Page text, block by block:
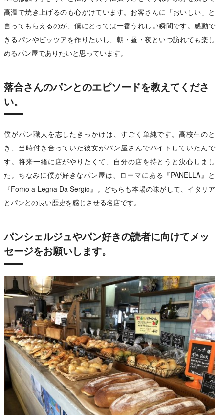
高温で焼き上げるのも心がけています。お客さんに「おいしい」と
言ってもらえるのが、僕にとっては一番うれしい瞬間です。感動で
きるパンやピッツアを作りたいし、朝・昼・夜といつ訪れても楽し
めるパン屋でありたいと思っています。
落合さんのパンとのエピソードを教えてくださ
い。
僕がパン職人を志したきっかけは、すごく単純です。高校生のと
き、当時付き合っていた彼女がパン屋さんでバイトしていたんで
す。将来一緒に店がやりたくて、自分の店を持とうと決心しまし
た。ちなみに僕が好きなパン屋は、ローマにある『PANELLA』と
『Forno a Legna Da Sergio』。どちらも本場の味がして、イタリア
とパンとの長い歴史を感じさせる名店です。
パンシェルジュやパン好きの読者に向けてメッ
セージをお願いします。